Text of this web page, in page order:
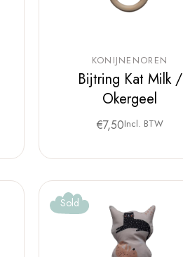
KONIJNENOREN
Bijtring Kat Milk /
Okergeel
€7,50Incl. BTW
Sold